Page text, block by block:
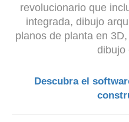
revolucionario que
integrada, dibujo
planos de planta en
dibujo
Descubra el